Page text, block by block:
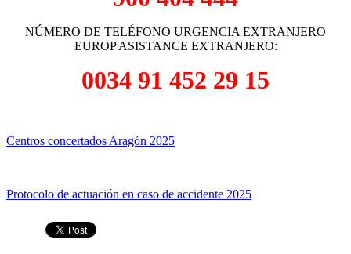
NÚMERO DE TELÉFONO URGENCIA EXTRANJERO
EUROP ASISTANCE EXTRANJERO:
0034 91 452 29 15
Centros concertados Aragón 2025
Protocolo de actuación en caso de accidente 2025